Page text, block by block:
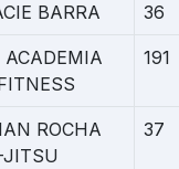
BARRA 36
191
ROCHA
37